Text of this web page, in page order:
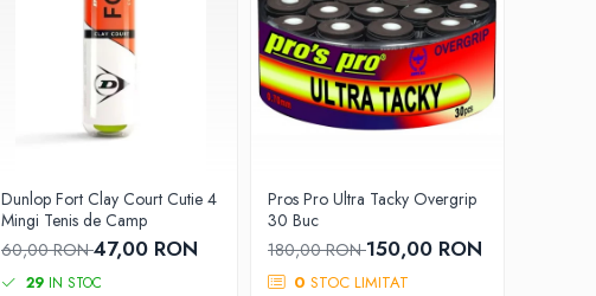
Dunlop Fort Clay Court Cutie 4
Mingi Tenis de Camp
60,00 RON47,00 RON
29 IN STOC
Pros Pro Ultra Tacky Overgrip
30 Buc
180,00 RON150,00 RON
0 STOC LIMITAT